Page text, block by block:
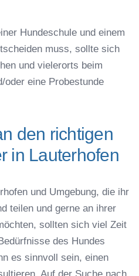
Hundeschule und einem
muss, sollte sich
und vielerorts beim
oder eine Probestunde
den richtigen
in Lauterhofen
und Umgebung, die ihr
teilen und gerne an ihrer
sollten sich viel Zeit
des Hundes
es sinnvoll sein, einen
Auf der Suche nach